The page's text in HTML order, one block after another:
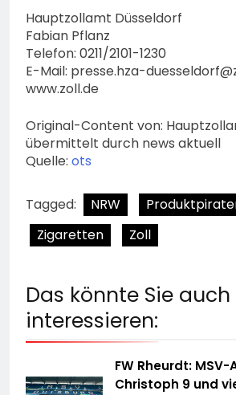
Hauptzollamt Düsseldorf
Fabian Pflanz
Telefon: 0211/2101-1230
E-Mail: presse.hza-
www.zoll.de
Original-Content von:
übermittelt durch news aktuell
Quelle: ots
Tagged: NRW
Zigaretten
Zoll
Das könnte Sie auch
interessieren:
FW Rheurdt: MSV-
Christoph 9 und